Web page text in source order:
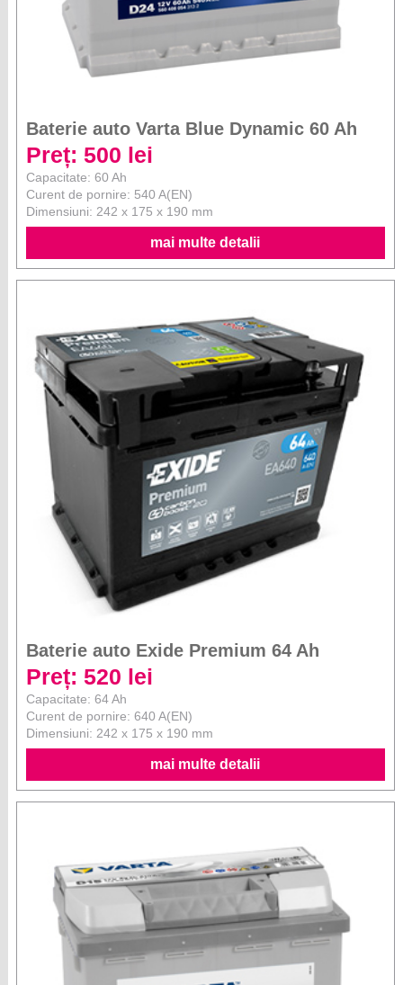
Baterie auto Varta Blue Dynamic 60 Ah
Preț: 500 lei
Capacitate: 60 Ah
Curent de pornire: 540 A(EN)
Dimensiuni: 242 x 175 x 190 mm
mai multe detalii
Baterie auto Exide Premium 64 Ah
Preț: 520 lei
Capacitate: 64 Ah
Curent de pornire: 640 A(EN)
Dimensiuni: 242 x 175 x 190 mm
mai multe detalii